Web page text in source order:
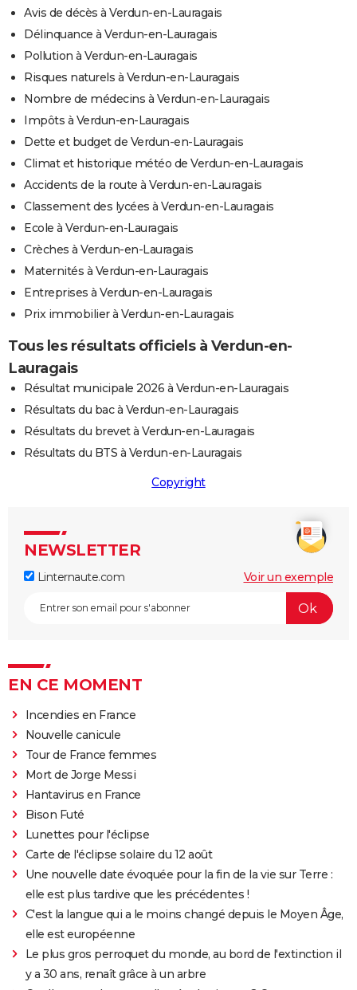
Avis de décès à Verdun-en-Lauragais
Délinquance à Verdun-en-Lauragais
Pollution à Verdun-en-Lauragais
Risques naturels à Verdun-en-Lauragais
Nombre de médecins à Verdun-en-Lauragais
Impôts à Verdun-en-Lauragais
Dette et budget de Verdun-en-Lauragais
Climat et historique météo de Verdun-en-Lauragais
Accidents de la route à Verdun-en-Lauragais
Classement des lycées à Verdun-en-Lauragais
Ecole à Verdun-en-Lauragais
Crèches à Verdun-en-Lauragais
Maternités à Verdun-en-Lauragais
Entreprises à Verdun-en-Lauragais
Prix immobilier à Verdun-en-Lauragais
Tous les résultats officiels à Verdun-en-
Lauragais
Résultat municipale 2026 à Verdun-en-Lauragais
Résultats du bac à Verdun-en-Lauragais
Résultats du brevet à Verdun-en-Lauragais
Résultats du BTS à Verdun-en-Lauragais
Copyright
NEWSLETTER
Linternaute.com Voir un exemple
EN CE MOMENT
Incendies en France
Nouvelle canicule
Tour de France femmes
Mort de Jorge Messi
Hantavirus en France
Bison Futé
Lunettes pour l'éclipse
Carte de l'éclipse solaire du 12 août
Une nouvelle date évoquée pour la fin de la vie sur Terre :
elle est plus tardive que les précédentes !
C'est la langue qui a le moins changé depuis le Moyen Âge,
elle est européenne
Le plus gros perroquet du monde, au bord de l'extinction il
y a 30 ans, renaît grâce à un arbre